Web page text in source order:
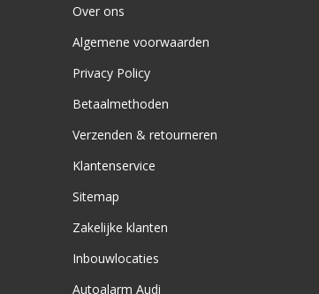
Over ons
Algemene voorwaarden
Privacy Policy
Betaalmethoden
Verzenden & retourneren
Klantenservice
Sitemap
Zakelijke klanten
Inbouwlocaties
Autoalarm Audi